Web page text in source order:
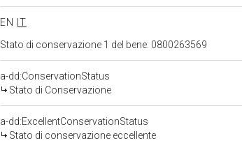
EN
IT
Stato di conservazione 1 del bene: 0800263569
a-dd:ConservationStatus
Stato di Conservazione
a-dd:ExcellentConservationStatus
Stato di conservazione eccellente